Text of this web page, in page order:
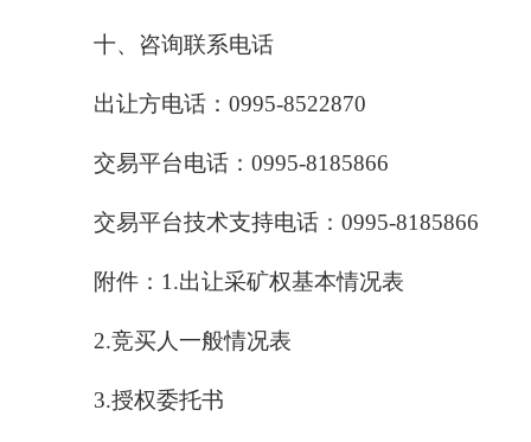
十、咨询联系电话
出让方电话：0995-8522870
交易平台电话：0995-8185866
交易平台技术支持电话：0995-8185866
附件：1.出让采矿权基本情况表
2.竞买人一般情况表
3.授权委托书